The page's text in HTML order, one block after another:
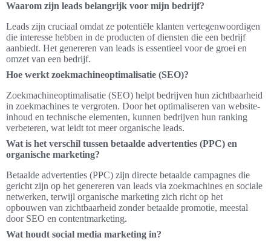
Waarom zijn leads belangrijk voor mijn bedrijf?
Leads zijn cruciaal omdat ze potentiële klanten vertegenwoordigen
die interesse hebben in de producten of diensten die een bedrijf
aanbiedt. Het genereren van leads is essentieel voor de groei en
omzet van een bedrijf.
Hoe werkt zoekmachineoptimalisatie (SEO)?
Zoekmachineoptimalisatie (SEO) helpt bedrijven hun zichtbaarheid
in zoekmachines te vergroten. Door het optimaliseren van website-
inhoud en technische elementen, kunnen bedrijven hun ranking
verbeteren, wat leidt tot meer organische leads.
Wat is het verschil tussen betaalde advertenties (PPC) en
organische marketing?
Betaalde advertenties (PPC) zijn directe betaalde campagnes die
gericht zijn op het genereren van leads via zoekmachines en sociale
netwerken, terwijl organische marketing zich richt op het
opbouwen van zichtbaarheid zonder betaalde promotie, meestal
door SEO en contentmarketing.
Wat houdt social media marketing in?